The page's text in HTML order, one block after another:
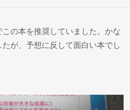
の本を推奨していました。かな
が、予想に反して面白い本でし